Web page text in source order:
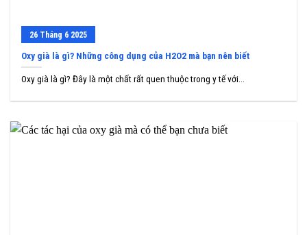
26 Tháng 6 2025
Oxy già là gì? Những công dụng của H2O2 mà bạn nên biết
Oxy già là gì? Đây là một chất rất quen thuộc trong y tế với...